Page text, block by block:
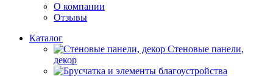
О компании
Отзывы
Каталог
Стеновые панели,
декор